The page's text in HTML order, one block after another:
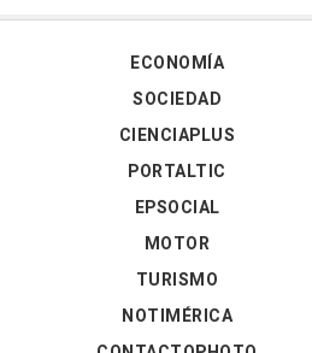
ECONOMÍA
SOCIEDAD
CIENCIAPLUS
PORTALTIC
EPSOCIAL
MOTOR
TURISMO
NOTIMÉRICA